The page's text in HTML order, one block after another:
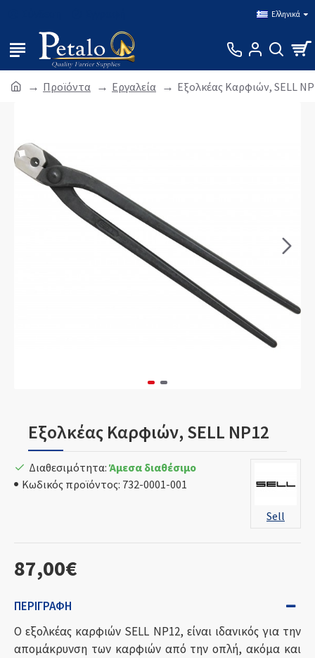
Ελληνικά
Προϊόντα Εργαλεία Εξολκέας Kαρφιών, SELL
Εξολκέας Kαρφιών, SELL NP12
87,00€
Διαθεσιμότητα: Άμεσα διαθέσιμο
Κωδικός προϊόντος: 732-0001-001
Sell
ΠΕΡΙΓΡΑΦΉ
Ο εξολκέας καρφιών SELL NP12, είναι ιδανικός για την
απομάκρυνση των καρφιών από την οπλή, ακόμα και